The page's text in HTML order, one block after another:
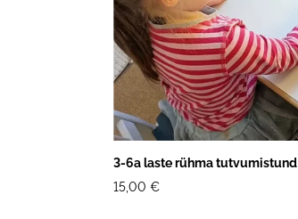
3-6a laste rühma tutvumistund
15,00 €